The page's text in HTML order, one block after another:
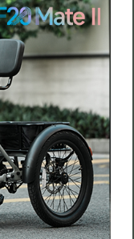
wsteczne na
zapewnia
rowerowe
w zapewnieniu
wsteczne
z materiału
o wysokiej
że lusterko
pękać ani pękać,
czas.